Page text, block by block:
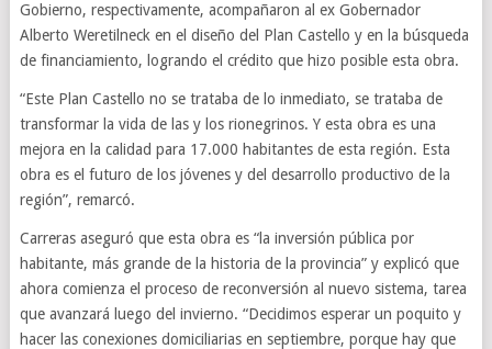
Gobierno, respectivamente, acompañaron al ex Gobernador
Alberto Weretilneck en el diseño del Plan Castello y en la búsqueda
de financiamiento, logrando el crédito que hizo posible esta obra.
“Este Plan Castello no se trataba de lo inmediato, se trataba de
transformar la vida de las y los rionegrinos. Y esta obra es una
mejora en la calidad para 17.000 habitantes de esta región. Esta
obra es el futuro de los jóvenes y del desarrollo productivo de la
región”, remarcó.
Carreras aseguró que esta obra es “la inversión pública por
habitante, más grande de la historia de la provincia” y explicó que
ahora comienza el proceso de reconversión al nuevo sistema, tarea
que avanzará luego del invierno. “Decidimos esperar un poquito y
hacer las conexiones domiciliarias en septiembre, porque hay que